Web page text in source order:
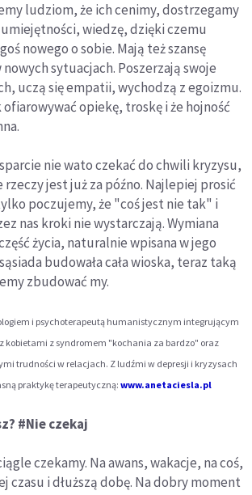
ludziom, że ich cenimy, dostrzegamy
wiedzę, dzięki czemu
nowego o sobie. Mają też szansę
sytuacjach. Poszerzają swoje
uczą się empatii, wychodzą z egoizmu.
opiekę, troskę i że hojność
nie wato czekać do chwili kryzysu,
jest już za późno. Najlepiej prosić
poczujemy, że "coś jest nie tak" i
nas kroki nie wystarczają. Wymiana
życia, naturalnie wpisana w jego
budowała cała wioska, teraz taką
zbudować my.
i psychoterapeutą humanistycznym integrującym
kobietami z syndromem "kochania za bardzo" oraz
trudności w relacjach. Z ludźmi w depresji i kryzysach
praktykę terapeutyczną: www.anetaciesla.pl
#Nie czekaj
czekamy. Na awans, wakacje, na coś,
czasu i dłuższą dobę. Na dobry moment